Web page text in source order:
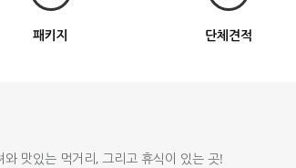
패키지 단체견적
맛있는 먹거리, 그리고 휴식이 있는 곳!